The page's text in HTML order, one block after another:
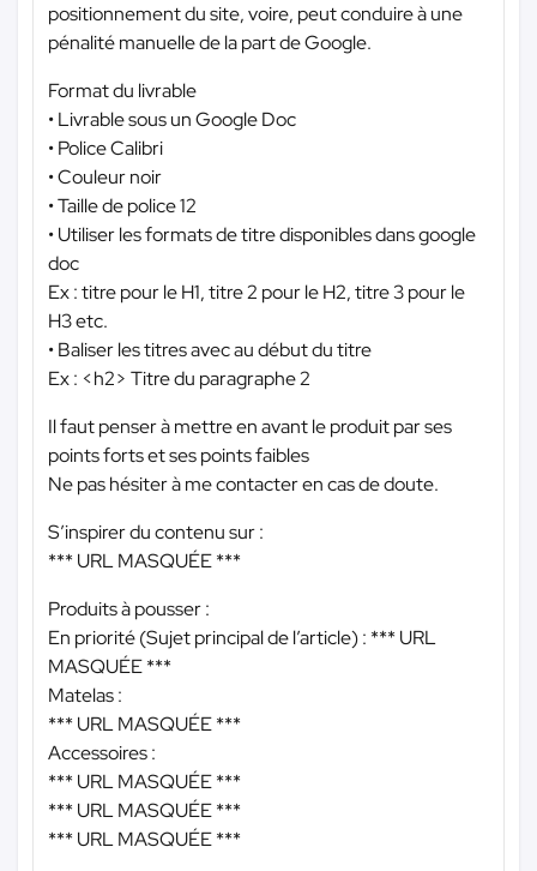
positionnement du site, voire, peut conduire à une
pénalité manuelle de la part de Google.
Format du livrable
• Livrable sous un Google Doc
• Police Calibri
• Couleur noir
• Taille de police 12
• Utiliser les formats de titre disponibles dans google
doc
Ex : titre pour le H1, titre 2 pour le H2, titre 3 pour le
H3 etc.
• Baliser les titres avec au début du titre
Ex : <h2> Titre du paragraphe 2
Il faut penser à mettre en avant le produit par ses
points forts et ses points faibles
Ne pas hésiter à me contacter en cas de doute.
S’inspirer du contenu sur :
*** URL MASQUÉE ***
Produits à pousser :
En priorité (Sujet principal de l’article) : *** URL
MASQUÉE ***
Matelas :
*** URL MASQUÉE ***
Accessoires :
*** URL MASQUÉE ***
*** URL MASQUÉE ***
*** URL MASQUÉE ***